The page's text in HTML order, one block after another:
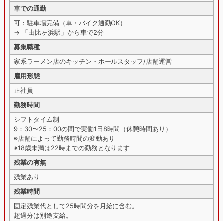
車での通勤
可：駐車場完備（車・バイク通勤OK）
→ 「由比ヶ浜駅」から車で2分
募集職種
家系ラーメン店のキッチン・ホールスタッフ/店舗運営
雇用形態
正社員
勤務時間
シフトタイム制
9：30〜25：00の間で実働1日8時間（休憩時間あり）
※店舗によって勤務時間の変動あり
※18歳未満は22時までの勤務となります
残業の有無
残業あり
残業時間
固定残業代として25時間分を月給に含む。
超過分は別途支給。